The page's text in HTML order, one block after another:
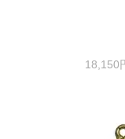
18,150